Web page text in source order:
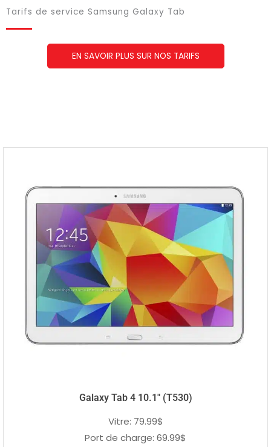
Tarifs de service Samsung Galaxy Tab
EN SAVOIR PLUS SUR NOS TARIFS
Galaxy Tab 4 10.1″ (T530)
Vitre: 79.99$
Port de charge: 69.99$